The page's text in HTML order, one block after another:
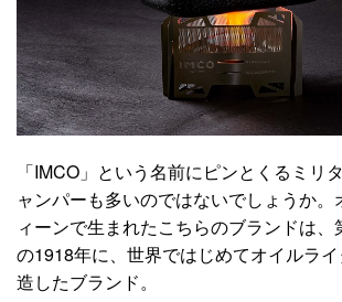
「IMCO」という名前にピンとくるミリ
ャンパーも多いのではないでしょうか。
ィーンで生まれたこちらのブランドは、
の1918年に、世界ではじめてオイルラ
造したブランド。